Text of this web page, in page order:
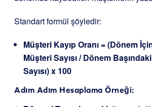
Standart formül şöyledir:
Müşteri Kayıp Oranı = (Dönem
Müşteri Sayısı / Dönem
Sayısı) x 100
Adım Adım Hesaplama Örneği: